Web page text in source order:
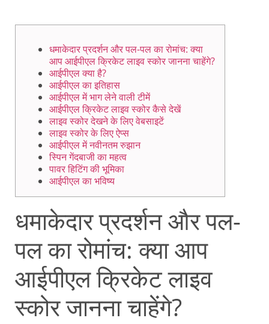
धमाकेदार प्रदर्शन और पल-पल का रोमांच: क्या
आप आईपीएल क्रिकेट लाइव स्कोर जानना चाहेंगे?
आईपीएल क्या है?
आईपीएल का इतिहास
आईपीएल में भाग लेने वाली टीमें
आईपीएल क्रिकेट लाइव स्कोर कैसे देखें
लाइव स्कोर देखने के लिए वेबसाइटें
लाइव स्कोर के लिए ऐप्स
आईपीएल में नवीनतम रुझान
स्पिन गेंदबाजी का महत्व
पावर हिटिंग की भूमिका
आईपीएल का भविष्य
धमाकेदार प्रदर्शन और पल-
पल का रोमांच: क्या आप
आईपीएल क्रिकेट लाइव
स्कोर जानना चाहेंगे?